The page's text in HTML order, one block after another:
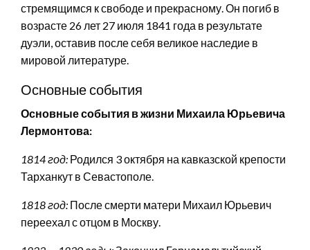
стремящимся к свободе и прекрасному. Он погиб в
возрасте 26 лет 27 июля 1841 года в результате
дуэли, оставив после себя великое наследие в
мировой литературе.
Основные события
Основные события в жизни Михаила Юрьевича
Лермонтова:
1814 год: Родился 3 октября на кавказской крепости
Тарханкут в Севастополе.
1818 год: После смерти матери Михаил Юрьевич
переехал с отцом в Москву.